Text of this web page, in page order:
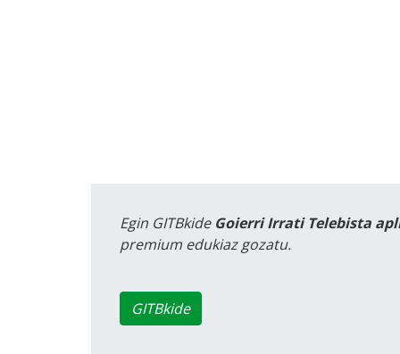
Egin GITBkide Goierri Irrati Telebista
premium edukiaz gozatu.
GITBkide